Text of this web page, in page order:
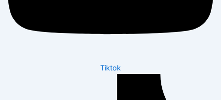
Tiktok